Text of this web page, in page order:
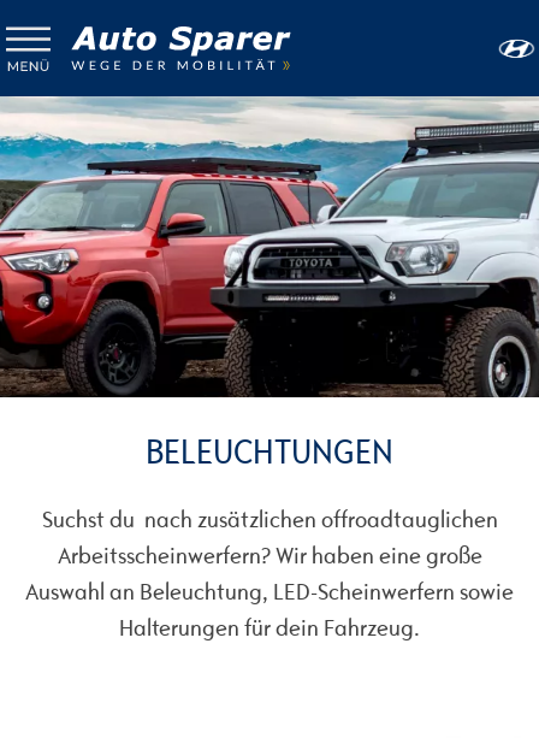
BELEUCHTUNGEN
Suchst du nach zusätzlichen offroadtauglichen
Arbeitsscheinwerfern? Wir haben eine große
Auswahl an Beleuchtung, LED-Scheinwerfern sowie
Halterungen für dein Fahrzeug.